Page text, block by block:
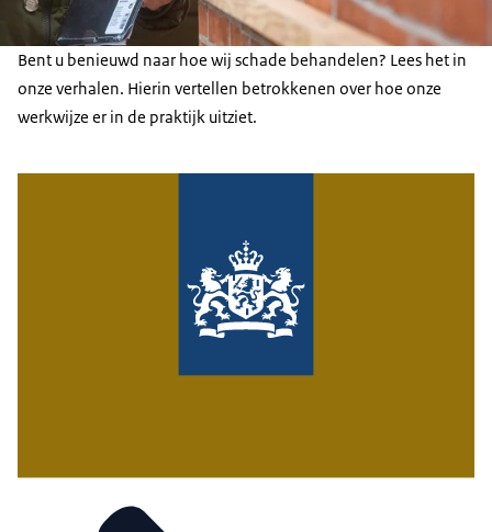
Bent u benieuwd naar hoe wij schade behandelen? Lees het in
onze verhalen. Hierin vertellen betrokkenen over hoe onze
werkwijze er in de praktijk uitziet.